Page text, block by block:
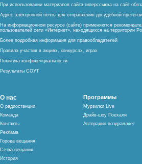
При использовании материалов сайта гиперссылка на сайт
Адрес электронной почты для отправления досудебной
На информационном ресурсе (сайте) применяются
пользователей сети «Интернет», находящихся на территории
Более подробная информация для правообладателей
Правила участия в акциях, конкурсах, играх
Политика конфиденциальности
Результаты СОУТ
О нас
О радиостанции
Команда
Контакты
Реклама
Города вещания
Сетка вещания
История
Программы
Мурзилки Live
Драйв-шоу Поехали
Авторадио поздравляет